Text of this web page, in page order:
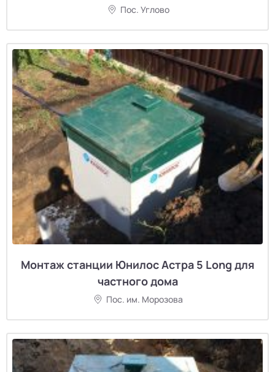
Пос. Углово
Монтаж станции Юнилос Астра 5 Long для
частного дома
Пос. им. Морозова